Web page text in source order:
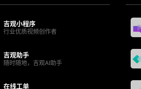
吉观小程序
行业优质视频创作者
吉观助手
随时随地，吉观AI助手
在线工单